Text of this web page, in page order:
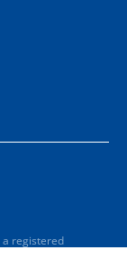
a registered
under license.